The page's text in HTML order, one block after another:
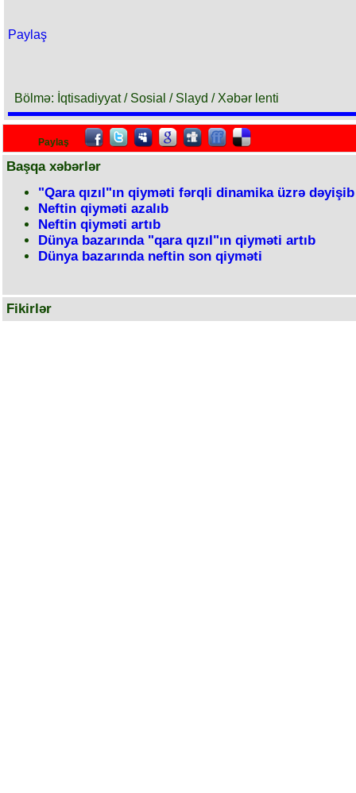
Paylaş
Bölmə: İqtisadiyyat / Sosial / Slayd / Xəbər lenti
Paylaş
Başqa xəbərlər
"Qara qızıl"ın qiyməti fərqli dinamika üzrə dəyişib
Neftin qiyməti azalıb
Neftin qiyməti artıb
Dünya bazarında "qara qızıl"ın qiyməti artıb
Dünya bazarında neftin son qiyməti
Fikirlər